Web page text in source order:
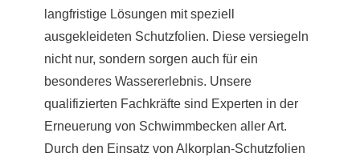
langfristige Lösungen mit speziell
ausgekleideten Schutzfolien. Diese versiegeln
nicht nur, sondern sorgen auch für ein
besonderes Wassererlebnis. Unsere
qualifizierten Fachkräfte sind Experten in der
Erneuerung von Schwimmbecken aller Art.
Durch den Einsatz von Alkorplan-Schutzfolien